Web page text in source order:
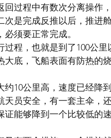
过程中有数次分离操作，
次是完成反推以后，推进
须要正常完成。
程，也就是到了100公里
大底，飞船表面有防热的
公里高，速度已经降到
天员安全，有一套主伞，
证能够降到一个比较低的